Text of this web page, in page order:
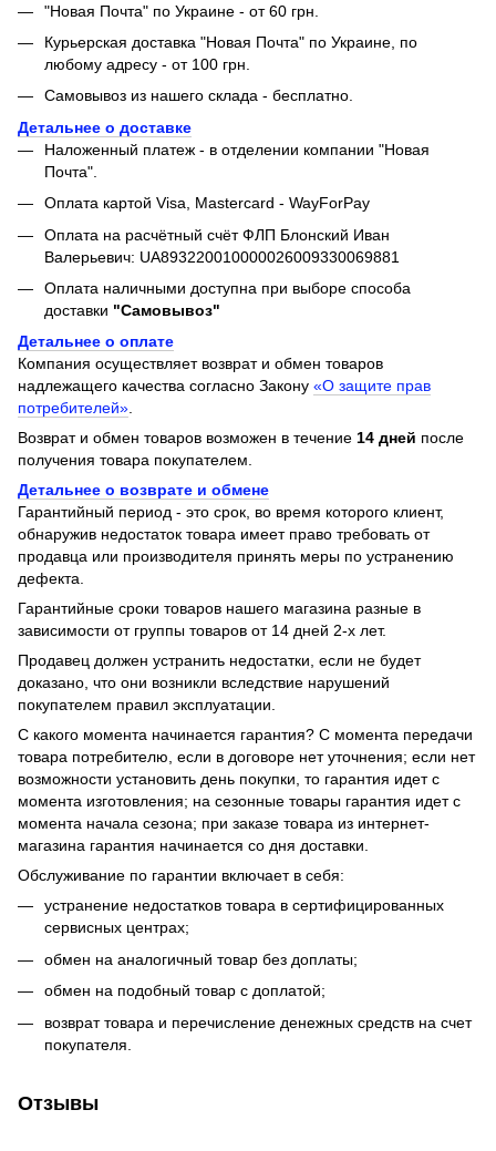
"Новая Почта" по Украине - от 60 грн.
Курьерская доставка "Новая Почта" по Украине, по
любому адресу - от 100 грн.
Самовывоз из нашего склада - бесплатно.
Детальнее о доставке
Наложенный платеж - в отделении компании "Новая
Почта".
Оплата картой Visa, Mastercard - WayForPay
Оплата на расчётный счёт ФЛП Блонский Иван
Валерьевич: UA893220010000026009330069881
Оплата наличными доступна при выборе способа
доставки "Самовывоз"
Детальнее о оплате
Компания осуществляет возврат и обмен товаров
надлежащего качества согласно Закону «О защите прав
потребителей».
Возврат и обмен товаров возможен в течение 14 дней после
получения товара покупателем.
Детальнее о возврате и обмене
Гарантийный период - это срок, во время которого клиент,
обнаружив недостаток товара имеет право требовать от
продавца или производителя принять меры по устранению
дефекта.
Гарантийные сроки товаров нашего магазина разные в
зависимости от группы товаров от 14 дней 2-х лет.
Продавец должен устранить недостатки, если не будет
доказано, что они возникли вследствие нарушений
покупателем правил эксплуатации.
С какого момента начинается гарантия? С момента передачи
товара потребителю, если в договоре нет уточнения; если нет
возможности установить день покупки, то гарантия идет с
момента изготовления; на сезонные товары гарантия идет с
момента начала сезона; при заказе товара из интернет-
магазина гарантия начинается со дня доставки.
Обслуживание по гарантии включает в себя:
устранение недостатков товара в сертифицированных
сервисных центрах;
обмен на аналогичный товар без доплаты;
обмен на подобный товар с доплатой;
возврат товара и перечисление денежных средств на счет
покупателя.
Отзывы